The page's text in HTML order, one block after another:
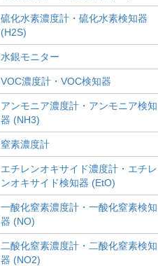
硫化水素濃度計・硫化水素検知器
(H2S)
水銀モニター
VOC濃度計・VOC検知器
アンモニア濃度計・アンモニア検知
器 (NH3)
窒素濃度計
エチレンオキサイド濃度計・エチレ
ンオキサイド検知器 (EtO)
一酸化窒素濃度計・一酸化窒素検知
器 (NO)
二酸化窒素濃度計・二酸化窒素検知
器 (NO2)